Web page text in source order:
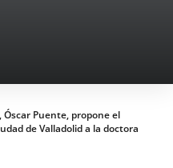
Óscar Puente, propone el
de Valladolid a la doctora